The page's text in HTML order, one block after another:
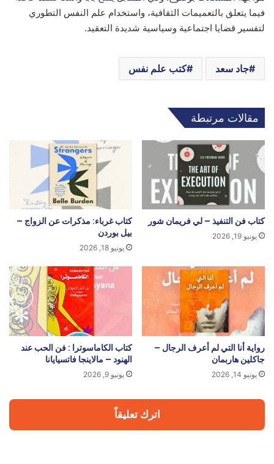
فيما يتعلق بالتعميمات الثقافية، واستخدام علم النفس التطوري
لتفسير قضايا اجتماعية وسياسية شديدة التعقيد.
جاد سعد كتب علم نفس
مقالات مرتبطة
كتاب فن التنفيذ – لي فريمان شور
يونيو 19, 2026
كتاب غرباء: مذكرات عن الزواج –
بيل بوردن
يونيو 18, 2026
رواية أنا التي لم أعرف الرجال –
جاكلين هاربمان
يونيو 14, 2026
كتاب الكاماسوترا : فن الحب عند
الهنود – مالاينجا فاتسيايانا
يونيو 9, 2026
اترك تعليقاً